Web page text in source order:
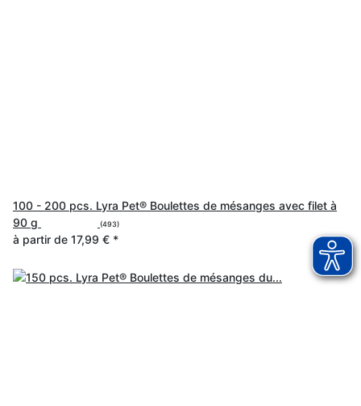
100 - 200 pcs. Lyra Pet® Boulettes de mésanges avec filet à
90 g
(493)
à partir de 17,99 € *